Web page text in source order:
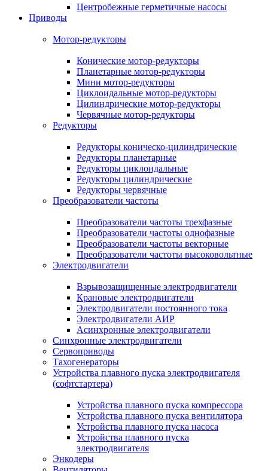
Центробежные герметичные насосы
Приводы
Мотор-редукторы
Конические мотор-редукторы
Планетарные мотор-редукторы
Мини мотор-редукторы
Циклоидальные мотор-редукторы
Цилиндрические мотор-редукторы
Червячные мотор-редукторы
Редукторы
Редукторы коническо-цилиндрические
Редукторы планетарные
Редукторы циклоидальные
Редукторы цилиндрические
Редукторы червячные
Преобразователи частоты
Преобразователи частоты трехфазные
Преобразователи частоты однофазные
Преобразователи частоты векторные
Преобразователи частоты высоковольтные
Электродвигатели
Взрывозащищенные электродвигатели
Крановые электродвигатели
Электродвигатели постоянного тока
Электродвигатели АИР
Асинхронные электродвигатели
Синхронные электродвигатели
Сервоприводы
Тахогенераторы
Устройства плавного пуска электродвигателя
(софтстартера)
Устройства плавного пуска компрессора
Устройства плавного пуска вентилятора
Устройства плавного пуска насоса
Устройства плавного пуска
электродвигателя
Энкодеры